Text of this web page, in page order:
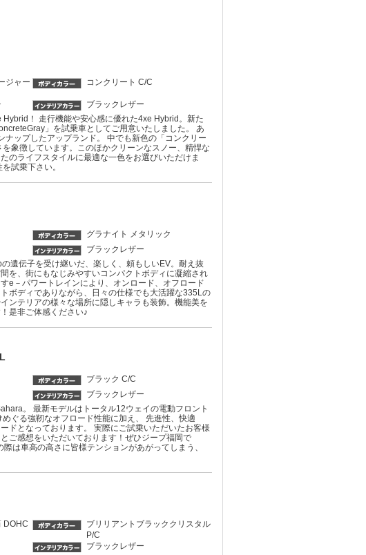
ジャー
コンクリート C/C
ブラックレザー
Hybrid！ 走行機能や安心感に優れた4xe Hybrid。新た
」を試乗車としてご用意いたしました。 あ
ナップしたアップランド。 中でも新色の「コンクリー
象徴しています。このほかクリーンなスノー、精悍な
のライフスタイルに最適な一色をお選びいただけま
試乗下さい。
グラナイト メタリック
ブラックレザー
遺伝子を受け継いだ、楽しく、頼もしいEV。耐え抜
を、街にもなじみやすいコンパクトボディに凝縮され
e－パワートレインにより、オンロード、オフロード
ボディでありながら、日々の仕様でも大活躍な335Lの
ンテリアの様々な場所に隠しキャラも装飾。機能美を
是非ご体感ください♪
ブラック C/C
ブラックレザー
。 最新モデルはトータル12ウェイの電動フロント
ぐる強靭なオフロード性能に加え、 先進性、快適
ドとなっております。 実際にご試乗いただいたお客様
ご感想をいただいております！ぜひジープ福岡で
は車高の高さに皆様テンションがあがってしまう、
DOHC
ブリリアントブラッククリスタル
P/C
ブラックレザー